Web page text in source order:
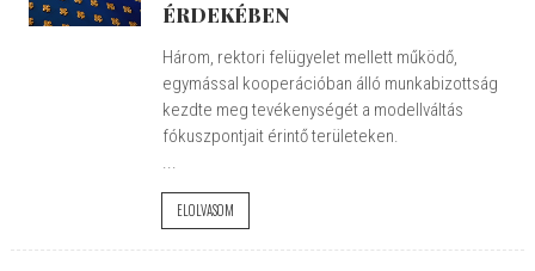
ÉRDEKÉBEN
Három, rektori felügyelet mellett működő,
egymással kooperációban álló munkabizottság
kezdte meg tevékenységét a modellváltás
fókuszpontjait érintő területeken.
...
ELOLVASOM